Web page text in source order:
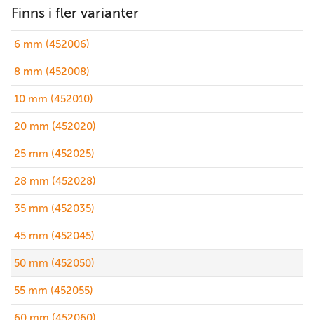
Finns i fler varianter
6 mm (452006)
8 mm (452008)
10 mm (452010)
20 mm (452020)
25 mm (452025)
28 mm (452028)
35 mm (452035)
45 mm (452045)
50 mm (452050)
55 mm (452055)